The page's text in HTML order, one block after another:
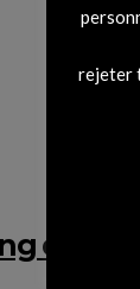
du rap
rejeter